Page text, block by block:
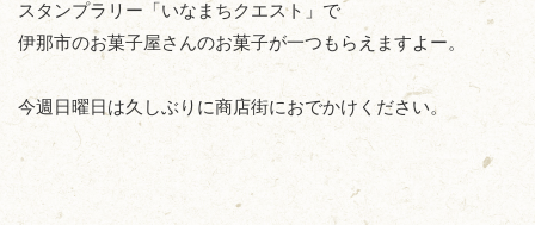
スタンプラリー「いなまちクエスト」で
伊那市のお菓子屋さんのお菓子が一つもらえますよー。
今週日曜日は久しぶりに商店街におでかけください。